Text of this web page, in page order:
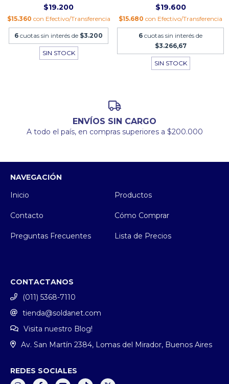
$19.200
$15.360 con Efectivo/Transferencia
6 cuotas sin interés de $3.200
SIN STOCK
$19.600
$15.680 con Efectivo/Transferencia
6 cuotas sin interés de
$3.266,67
SIN STOCK
ENVÍOS SIN CARGO
A todo el país, en compras superiores a $200.000
NAVEGACIÓN
Inicio
Productos
Contacto Cómo Comprar
Preguntas Frecuentes Lista de Precios
CONTACTANOS
(011) 5368-7110
tienda@soldanet.com
Visita nuestro Blog!
Av. San Martín 2384, Lomas del Mirador, Buenos Aires
REDES SOCIALES